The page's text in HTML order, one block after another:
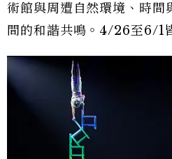
術館與周遭自然環境、時間
間的和諧共鳴。4/26至6/1